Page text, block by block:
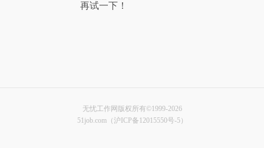
再试一下！
无忧工作网版权所有©1999-2026
51job.com（沪ICP备12015550号-5）